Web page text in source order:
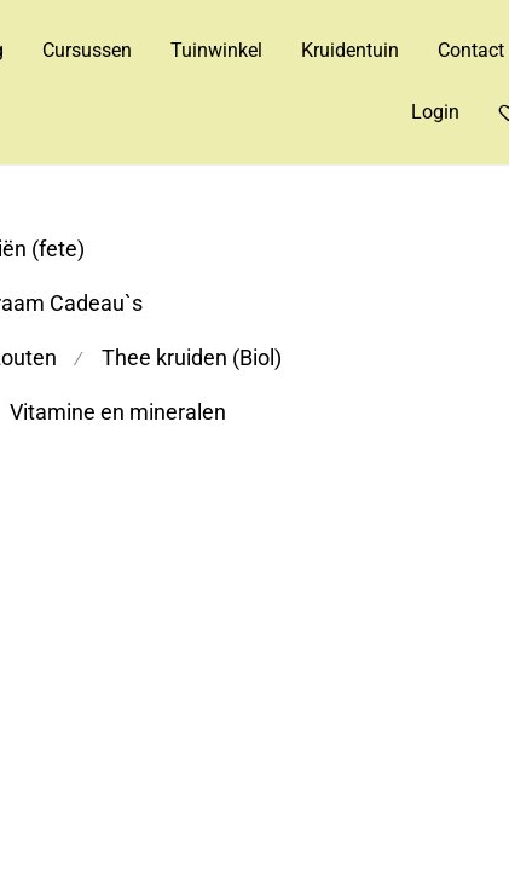
Cursussen Tuinwinkel Kruidentuin Contact
Login
(fete)
Cadeau`s
⁄ Thee kruiden (Biol)
Vitamine en mineralen